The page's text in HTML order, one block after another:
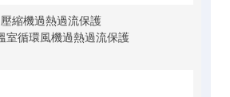
壓縮機過熱過流保護
室循環風機過熱過流保護